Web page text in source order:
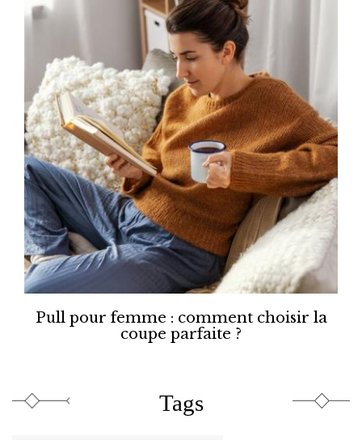
Pull pour femme : comment choisir la
coupe parfaite ?
Tags